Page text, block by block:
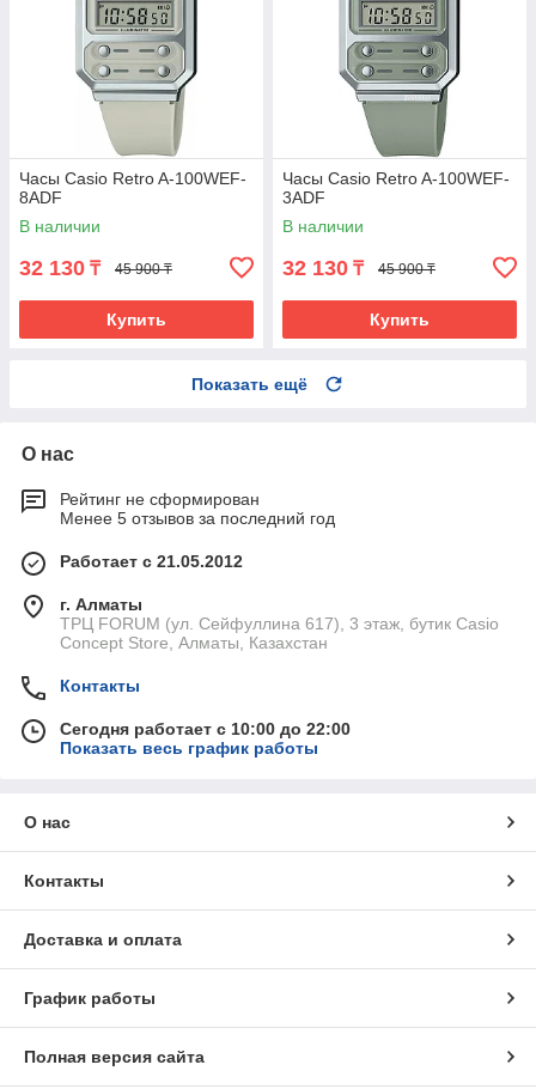
Часы Casio Retro A-100WEF-
8ADF
В наличии
32 130 ₸ 45 900 ₸
Купить
Часы Casio Retro A-100WEF-
3ADF
В наличии
32 130 ₸ 45 900 ₸
Купить
Показать ещё
О нас
Рейтинг не сформирован
Менее 5 отзывов за последний год
Работает с 21.05.2012
г. Алматы
ТРЦ FORUM (ул. Сейфуллина 617), 3 этаж, бутик Casio
Concept Store, Алматы, Казахстан
Контакты
Сегодня работает с 10:00 до 22:00
Показать весь график работы
О нас
Контакты
Доставка и оплата
График работы
Полная версия сайта